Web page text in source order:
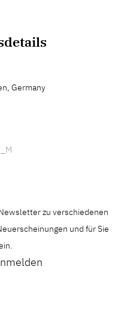
Germany
zu verschiedenen
und für Sie